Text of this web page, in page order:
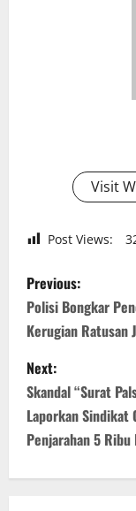
Visit
Post Views:
P
o
s
t
n
Previous:
Polisi Bongkar
Kerugian Ratusan
Next:
Skandal “Surat
Laporkan Sindikat
Penjarahan 5